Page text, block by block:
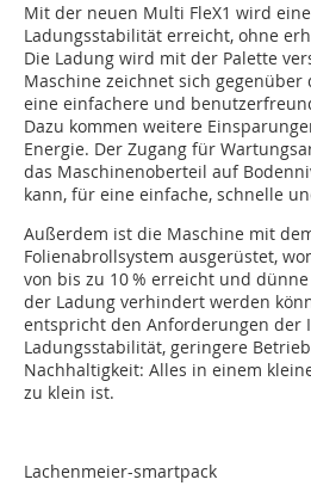
Mit der neuen Multi FleX1 wird
Ladungsstabilität erreicht, ohne
Die Ladung wird mit der Palette
Maschine zeichnet sich
eine einfachere und
Dazu kommen weitere
Energie. Der Zugang für
das Maschinenoberteil auf
kann, für eine einfache, schnelle
Außerdem ist die Maschine mit
Folienabrollsystem ausgerüstet,
von bis zu 10 % erreicht und
der Ladung verhindert werden
entspricht den Anforderungen der
Ladungsstabilität, geringere
Nachhaltigkeit: Alles in einem
zu klein ist.
Lachenmeier-smartpack